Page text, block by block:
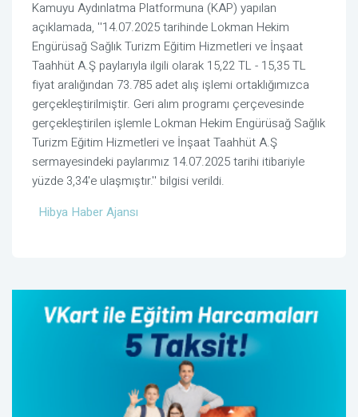
Kamuyu Aydınlatma Platformuna (KAP) yapılan
açıklamada, ''14.07.2025 tarihinde Lokman Hekim
Engürüsağ Sağlık Turizm Eğitim Hizmetleri ve İnşaat
Taahhüt A.Ş paylarıyla ilgili olarak 15,22 TL - 15,35 TL
fiyat aralığından 73.785 adet alış işlemi ortaklığımızca
gerçekleştirilmiştir. Geri alım programı çerçevesinde
gerçekleştirilen işlemle Lokman Hekim Engürüsağ Sağlık
Turizm Eğitim Hizmetleri ve İnşaat Taahhüt A.Ş
sermayesindeki paylarımız 14.07.2025 tarihi itibariyle
yüzde 3,34'e ulaşmıştır.'' bilgisi verildi.
Hibya Haber Ajansı